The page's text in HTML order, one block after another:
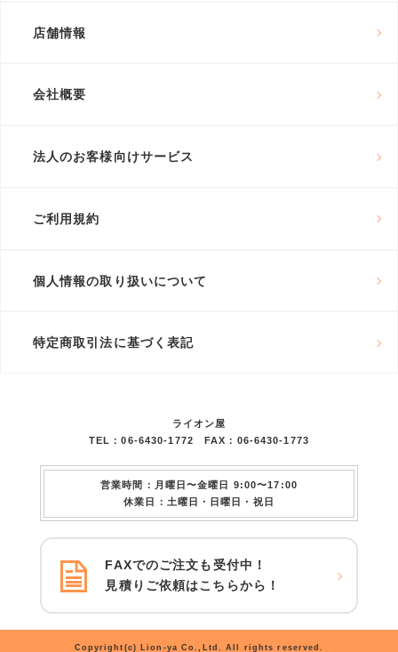
店舗情報
会社概要
法人のお客様向けサービス
ご利用規約
個人情報の取り扱いについて
特定商取引法に基づく表記
ライオン屋
TEL：06-6430-1772 FAX：06-6430-1773
営業時間：月曜日〜金曜日 9:00〜17:00
休業日：土曜日・日曜日・祝日
FAXでのご注文も受付中！
見積りご依頼はこちらから！
Copyright(c) Lion-ya Co.,Ltd. All rights reserved.